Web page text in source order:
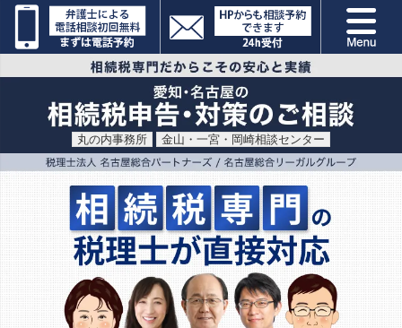
丸の内事務所 金山・一宮・岡崎相談センター